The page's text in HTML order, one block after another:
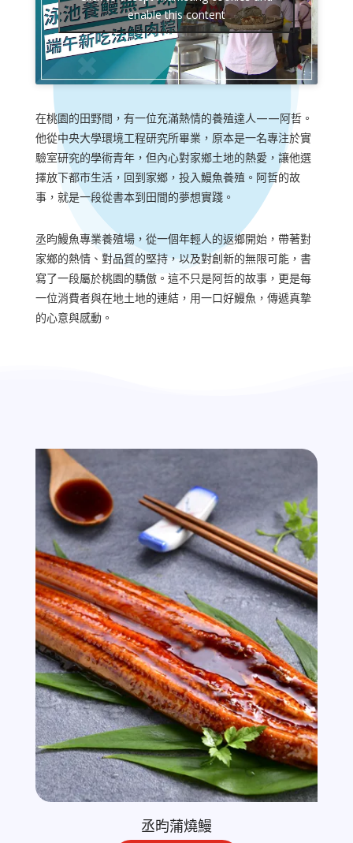
enable this content
在桃園的田野間，有一位充滿熱情的養殖達人——阿哲。
他從中央大學環境工程研究所畢業，原本是一名專注於實
驗室研究的學術青年，但內心對家鄉土地的熱愛，讓他選
擇放下都市生活，回到家鄉，投入鰻魚養殖。阿哲的故
事，就是一段從書本到田間的夢想實踐。
丞昀鰻魚專業養殖場，從一個年輕人的返鄉開始，帶著對
家鄉的熱情、對品質的堅持，以及對創新的無限可能，書
寫了一段屬於桃園的驕傲。這不只是阿哲的故事，更是每
一位消費者與在地土地的連結，用一口好鰻魚，傳遞真摯
的心意與感動。
丞昀蒲燒鰻